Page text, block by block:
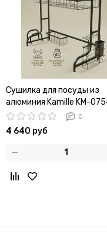
Сушилка для посуды из
алюминия Kamille KM-
установка над мойкой
0
4 640 руб